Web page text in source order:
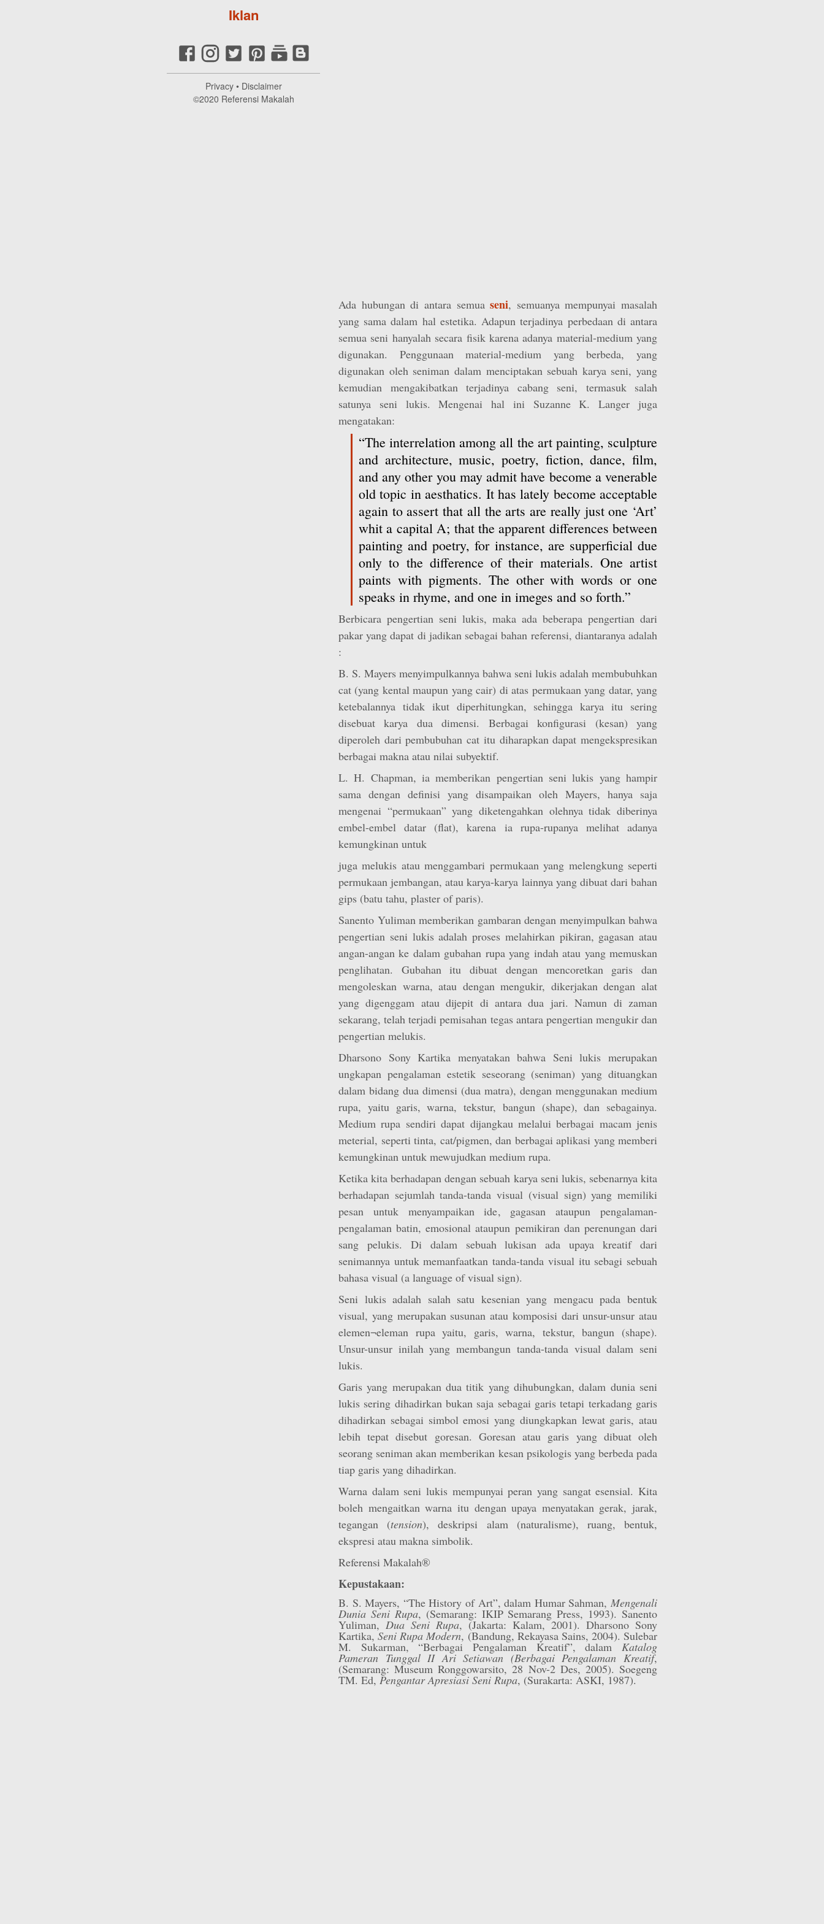
Iklan
Privacy• Disclaimer
©2020 Referensi Makalah
Ada hubungan di antara semuaseni, semuanya mempunyai masalah
yang sama dalam hal estetika. Adapun terjadinya perbedaan di antara
semua seni hanyalah secara fisik karena adanya material-medium yang
digunakan. Penggunaan material-medium yang berbeda, yang
digunakan oleh seniman dalam menciptakan sebuah karya seni, yang
kemudian mengakibatkan terjadinya cabang seni, termasuk salah
satunya seni lukis. Mengenai hal ini Suzanne K. Langer juga
mengatakan:
“The interrelation among all the art painting, sculpture
and architecture, music, poetry, fiction, dance, film,
and any other you may admit have become a venerable
old topic in aesthatics. It has lately become acceptable
again to assert that all the arts are really just one ‘Art’
whit a capital A; that the apparent differences between
painting and poetry, for instance, are supperficial due
only to the difference of their materials. One artist
paints with pigments. The other with words or one
speaks in rhyme, and one in imeges and so forth.”
Berbicara pengertian seni lukis, maka ada beberapa pengertian dari
pakar yang dapat di jadikan sebagai bahan referensi, diantaranya adalah
:
B. S. Mayers menyimpulkannya bahwa seni lukis adalah membubuhkan
cat (yang kental maupun yang cair) di atas permukaan yang datar, yang
ketebalannya tidak ikut diperhitungkan, sehingga karya itu sering
disebuat karya dua dimensi. Berbagai konfigurasi (kesan) yang
diperoleh dari pembubuhan cat itu diharapkan dapat mengekspresikan
berbagai makna atau nilai subyektif.
L. H. Chapman, ia memberikan pengertian seni lukis yang hampir
sama dengan definisi yang disampaikan oleh Mayers, hanya saja
mengenai “permukaan” yang diketengahkan olehnya tidak diberinya
embel-embel datar (flat), karena ia rupa-rupanya melihat adanya
kemungkinan untuk
juga melukis atau menggambari permukaan yang melengkung seperti
permukaan jembangan, atau karya-karya lainnya yang dibuat dari bahan
gips (batu tahu, plaster of paris).
Sanento Yuliman memberikan gambaran dengan menyimpulkan bahwa
pengertian seni lukis adalah proses melahirkan pikiran, gagasan atau
angan-angan ke dalam gubahan rupa yang indah atau yang memuskan
penglihatan. Gubahan itu dibuat dengan mencoretkan garis dan
mengoleskan warna, atau dengan mengukir, dikerjakan dengan alat
yang digenggam atau dijepit di antara dua jari. Namun di zaman
sekarang, telah terjadi pemisahan tegas antara pengertian mengukir dan
pengertian melukis.
Dharsono Sony Kartika menyatakan bahwa Seni lukis merupakan
ungkapan pengalaman estetik seseorang (seniman) yang dituangkan
dalam bidang dua dimensi (dua matra), dengan menggunakan medium
rupa, yaitu garis, warna, tekstur, bangun (shape), dan sebagainya.
Medium rupa sendiri dapat dijangkau melalui berbagai macam jenis
meterial, seperti tinta, cat/pigmen, dan berbagai aplikasi yang memberi
kemungkinan untuk mewujudkan medium rupa.
Ketika kita berhadapan dengan sebuah karya seni lukis, sebenarnya kita
berhadapan sejumlah tanda-tanda visual (visual sign) yang memiliki
pesan untuk menyampaikan ide, gagasan ataupun pengalaman-
pengalaman batin, emosional ataupun pemikiran dan perenungan dari
sang pelukis. Di dalam sebuah lukisan ada upaya kreatif dari
senimannya untuk memanfaatkan tanda-tanda visual itu sebagi sebuah
bahasa visual (a language of visual sign).
Seni lukis adalah salah satu kesenian yang mengacu pada bentuk
visual, yang merupakan susunan atau komposisi dari unsur-unsur atau
elemen¬eleman rupa yaitu, garis, warna, tekstur, bangun (shape).
Unsur-unsur inilah yang membangun tanda-tanda visual dalam seni
lukis.
Garis yang merupakan dua titik yang dihubungkan, dalam dunia seni
lukis sering dihadirkan bukan saja sebagai garis tetapi terkadang garis
dihadirkan sebagai simbol emosi yang diungkapkan lewat garis, atau
lebih tepat disebut goresan. Goresan atau garis yang dibuat oleh
seorang seniman akan memberikan kesan psikologis yang berbeda pada
tiap garis yang dihadirkan.
Warna dalam seni lukis mempunyai peran yang sangat esensial. Kita
boleh mengaitkan warna itu dengan upaya menyatakan gerak, jarak,
tegangan (tension), deskripsi alam (naturalisme), ruang, bentuk,
ekspresi atau makna simbolik.
Referensi Makalah®
Kepustakaan:
B. S. Mayers, “The History of Art”, dalam Humar Sahman, Mengenali
Dunia Seni Rupa, (Semarang: IKIP Semarang Press, 1993). Sanento
Yuliman, Dua Seni Rupa, (Jakarta: Kalam, 2001). Dharsono Sony
Kartika,Seni Rupa Modern, (Bandung, Rekayasa Sains, 2004). Sulebar
M. Sukarman, “Berbagai Pengalaman Kreatif”, dalam Katalog
Pameran Tunggal II Ari Setiawan (Berbagai Pengalaman Kreatif,
(Semarang: Museum Ronggowarsito, 28 Nov-2 Des, 2005). Soegeng
TM. Ed, Pengantar Apresiasi Seni Rupa, (Surakarta: ASKI, 1987).